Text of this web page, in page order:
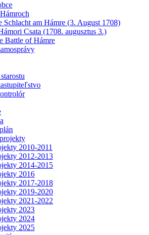
Schlacht am Hámre (3. August 1708)
Csata (1708. augusztus 3.)
Battle of Hámre
2010-2011
2012-2013
2014-2015
2016
2017-2018
2019-2020
2021-2022
2023
2024
2025